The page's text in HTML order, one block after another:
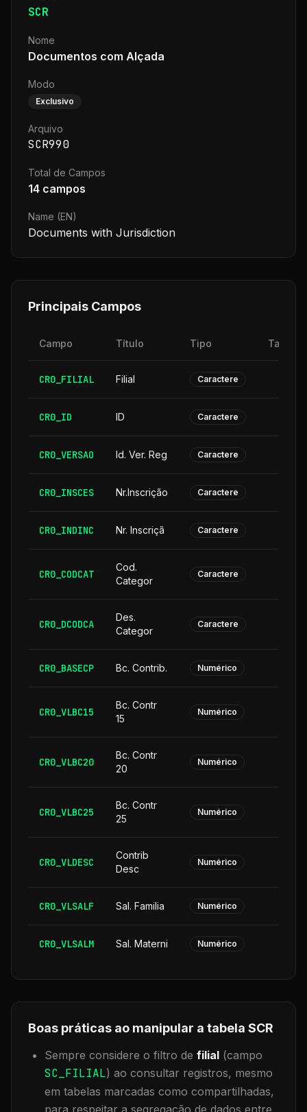
SCR
Nome
Documentos com Alçada
Modo
Exclusivo
Arquivo
SCR990
Total de Campos
14 campos
Name (EN)
Documents with Jurisdiction
Principais Campos
Campo Título Tipo
CR0_FILIAL Filial Caractere
CR0_ID ID Caractere
CR0_VERSAO Id. Ver. Reg Caractere
CR0_INSCES Nr.Inscrição Caractere
CR0_INDINC Nr. Inscriçã Caractere
CR0_CODCAT
Cod.
Categor
Caractere
CR0_DCODCA
Des.
Categor
Caractere
CR0_BASECP Bc. Contrib. Numérico
CR0_VLBC15
Bc. Contr
15
Numérico
CR0_VLBC20
Bc. Contr
20
Numérico
CR0_VLBC25
Bc. Contr
25
Numérico
CR0_VLDESC
Contrib
Desc
Numérico
CR0_VLSALF Sal. Familia Numérico
CR0_VLSALM Sal. Materni Numérico
Boas práticas ao manipular a tabela SCR
Sempre considere o filtro de filial (campo
SC_FILIAL) ao consultar registros, mesmo
em tabelas marcadas como compartilhadas,
para respeitar a segregação de dados entre